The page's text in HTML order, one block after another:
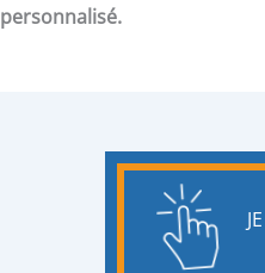
personnalisé.